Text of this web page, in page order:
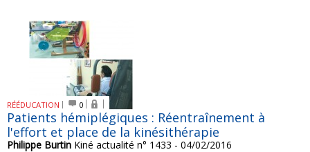
RÉÉDUCATION 0
Patients hémiplégiques : Réentraînement à
l'effort et place de la kinésithérapie
Philippe Burtin Kiné actualité n° 1433 - 04/02/2016